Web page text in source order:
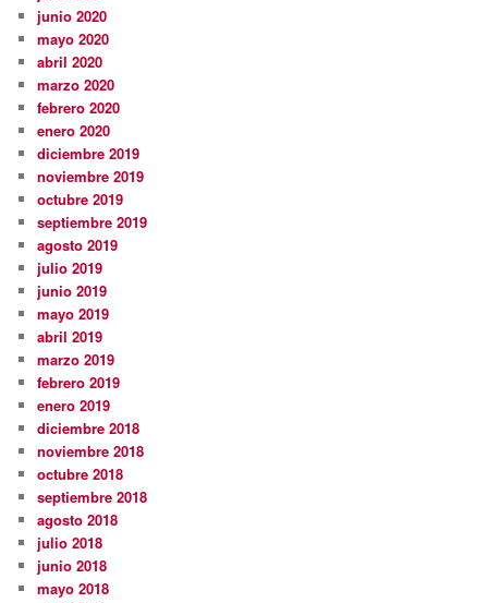
junio 2020
mayo 2020
abril 2020
marzo 2020
febrero 2020
enero 2020
diciembre 2019
noviembre 2019
octubre 2019
septiembre 2019
agosto 2019
julio 2019
junio 2019
mayo 2019
abril 2019
marzo 2019
febrero 2019
enero 2019
diciembre 2018
noviembre 2018
octubre 2018
septiembre 2018
agosto 2018
julio 2018
junio 2018
mayo 2018